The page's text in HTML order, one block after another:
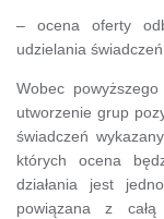
– ocena oferty
udzielania
Wobec
utworzenie grup
świadczeń
których ocena
działania jest
powiązana z